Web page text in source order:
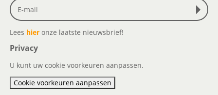
Lees hier onze laatste nieuwsbrief!
Privacy
U kunt uw cookie voorkeuren aanpassen.
Cookie voorkeuren aanpassen